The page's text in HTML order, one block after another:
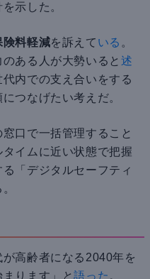
示した。
険料軽減を訴えて いる 。
ある人が大勢いると 述
代内での支え合いをする
つなげたい考えだ。
口で一括管理すること
イムに近い状態で把握
「デジタルセーフティ
が高齢者になる2040年を
ります」と語った 。